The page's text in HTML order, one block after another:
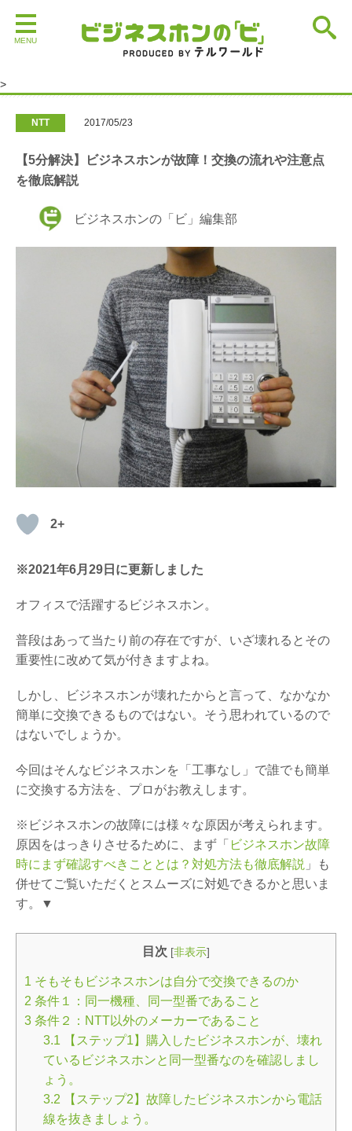
>
NTT 2017/05/23
【5分解決】ビジネスホンが故障！交換の流れや注意点
を徹底解説
ビジネスホンの「ビ」編集部
2+
※2021年6月29日に更新しました
オフィスで活躍するビジネスホン。
普段はあって当たり前の存在ですが、いざ壊れるとその
重要性に改めて気が付きますよね。
しかし、ビジネスホンが壊れたからと言って、なかなか
簡単に交換できるものではない。そう思われているので
はないでしょうか。
今回はそんなビジネスホンを「工事なし」で誰でも簡単
に交換する方法を、プロがお教えします。
※ビジネスホンの故障には様々な原因が考えられます。
原因をはっきりさせるために、まず「 ビジネスホン故障
時にまず確認すべきこととは？対処方法も徹底解説 」も
併せてご覧いただくとスムーズに対処できるかと思いま
す。▼
目次 [非表示]
1 そもそもビジネスホンは自分で交換できるのか
2 条件１：同一機種、同一型番であること
3 条件２：NTT以外のメーカーであること
3.1 【ステップ1】購入したビジネスホンが、壊れ
ているビジネスホンと同一型番なのを確認しまし
ょう。
3.2 【ステップ2】故障したビジネスホンから電話
線を抜きましょう。